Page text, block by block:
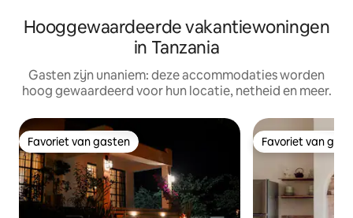
Hooggewaardeerde vakantiewoningen
in Tanzania
Gasten zijn unaniem: deze accommodaties worden
hoog gewaardeerd voor hun locatie, netheid en meer.
Favoriet van gasten
Favoriet van gasten Favoriet van
Favoriet van